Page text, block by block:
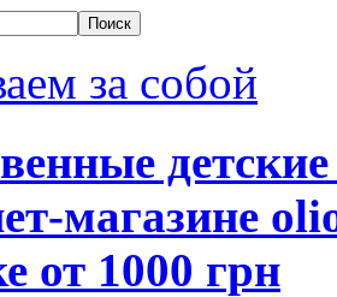
за собой
магазине
от 1000 грн